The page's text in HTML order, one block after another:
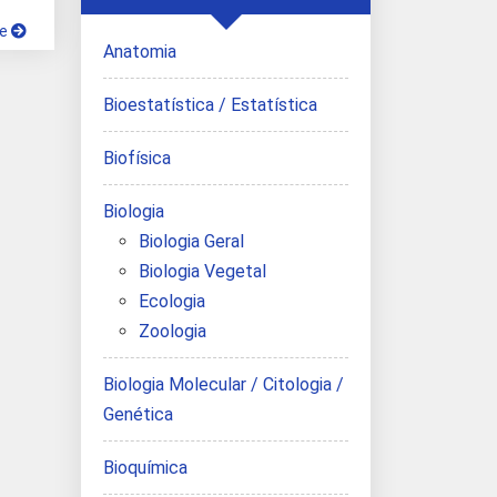
Anatomia
Bioestatística / Estatística
Biofísica
Biologia
Biologia Geral
Biologia Vegetal
Ecologia
Zoologia
Biologia Molecular / Citologia /
Genética
Bioquímica